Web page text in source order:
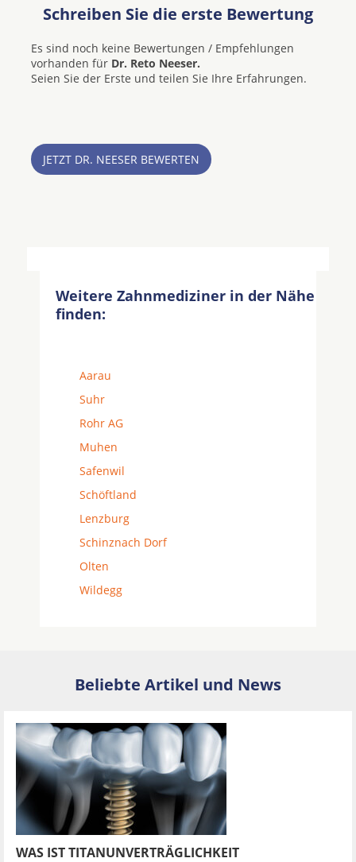
Schreiben Sie die erste Bewertung
Es sind noch keine Bewertungen / Empfehlungen
vorhanden für Dr. Reto Neeser.
Seien Sie der Erste und teilen Sie Ihre Erfahrungen.
JETZT DR. NEESER BEWERTEN
Weitere Zahnmediziner in der Nähe
finden:
Aarau
Suhr
Rohr AG
Muhen
Safenwil
Schöftland
Lenzburg
Schinznach Dorf
Olten
Wildegg
Beliebte Artikel und News
WAS IST TITANUNVERTRÄGLICHKEIT